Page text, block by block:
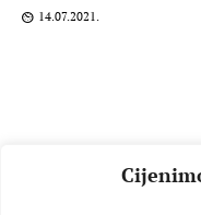
14.07.2021.